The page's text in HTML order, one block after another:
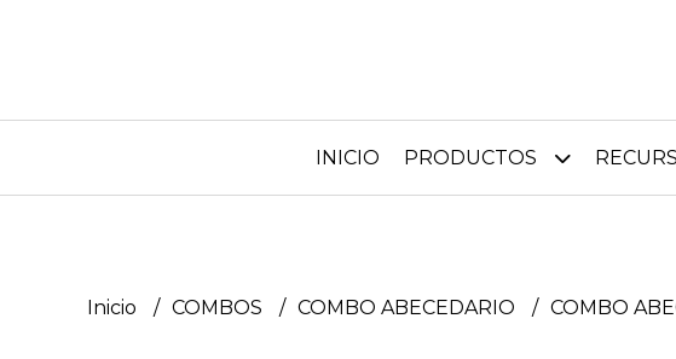
INICIO PRODUCTOS
Inicio COMBOS COMBO ABECEDARIO COMBO